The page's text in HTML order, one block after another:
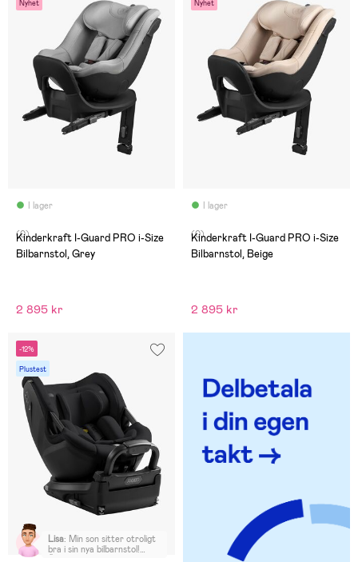
Nyhet
I lager
(0)
Kinderkraft I-Guard PRO i-Size
Bilbarnstol, Grey
2 895 kr
Nyhet
I lager
(0)
Kinderkraft I-Guard PRO i-Size
Bilbarnstol, Beige
2 895 kr
-12%
Plustest
Lisa: Min son sitter otroligt
bra i sin nya bilbarnstol!